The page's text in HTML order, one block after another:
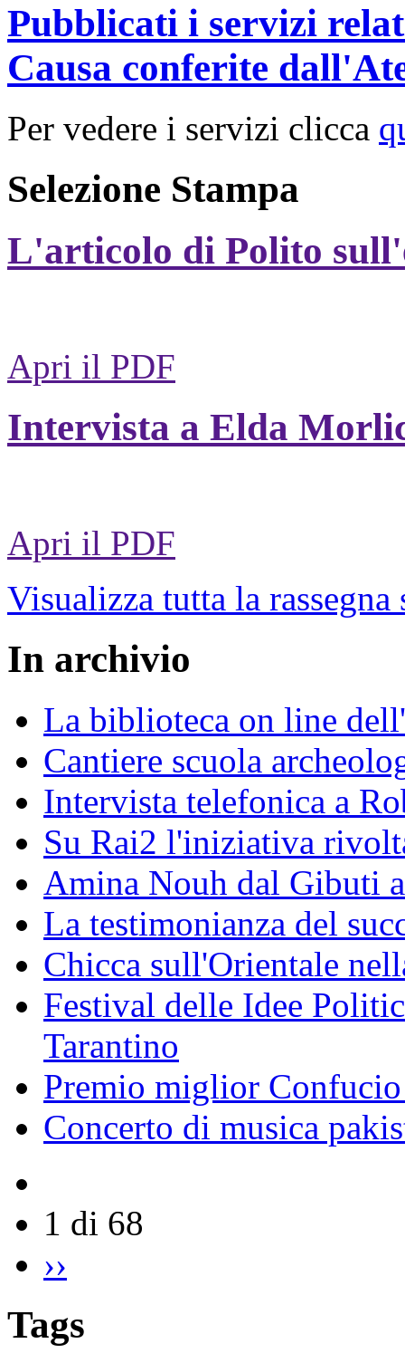
Pubblicati i servizi
Causa conferite
Per vedere i servizi clicca
Selezione Stampa
L'articolo di Polito
Apri il PDF
Intervista a Elda
Apri il PDF
Visualizza tutta la rassegna
In archivio
La biblioteca on line
Cantiere scuola
Intervista telefonica a
Su Rai2 l'iniziativa
Amina Nouh dal Gibuti
La testimonianza del
Chicca sull'Orientale
Festival delle Idee
Tarantino
Premio miglior
Concerto di musica
1 di 68
››
Tags